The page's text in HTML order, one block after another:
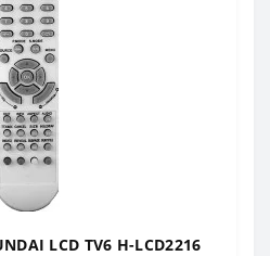
LCD TV6 H-LCD2216